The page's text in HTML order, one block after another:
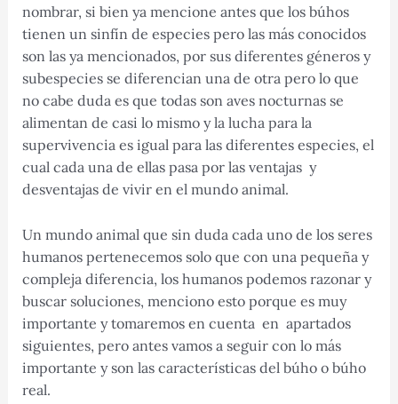
nombrar, si bien ya mencione antes que los búhos
tienen un sinfín de especies pero las más conocidos
son las ya mencionados, por sus diferentes géneros y
subespecies se diferencian una de otra pero lo que
no cabe duda es que todas son aves nocturnas se
alimentan de casi lo mismo y la lucha para la
supervivencia es igual para las diferentes especies, el
cual cada una de ellas pasa por las ventajas y
desventajas de vivir en el mundo animal.
Un mundo animal que sin duda cada uno de los seres
humanos pertenecemos solo que con una pequeña y
compleja diferencia, los humanos podemos razonar y
buscar soluciones, menciono esto porque es muy
importante y tomaremos en cuenta en apartados
siguientes, pero antes vamos a seguir con lo más
importante y son las características del búho o búho
real.